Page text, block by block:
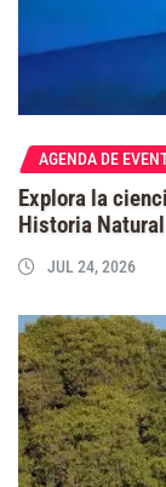
AGENDA DE
Explora la
Historia
JUL 24, 2026